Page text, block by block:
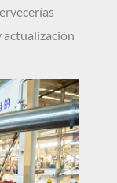
actualización